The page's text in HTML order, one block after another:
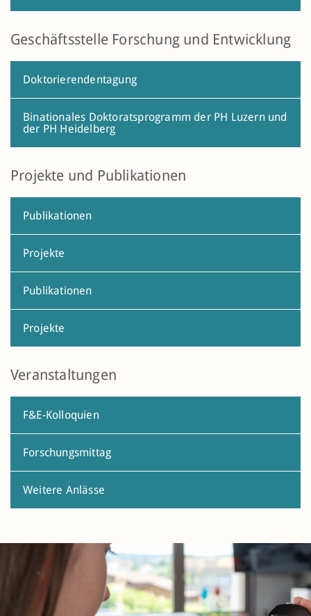
Geschäftsstelle Forschung und Entwicklung
Doktorierendentagung
Binationales Doktoratsprogramm der PH Luzern und
der PH Heidelberg
Projekte und Publikationen
Publikationen
Projekte
Publikationen
Projekte
Veranstaltungen
F&E-Kolloquien
Forschungsmittag
Weitere Anlässe